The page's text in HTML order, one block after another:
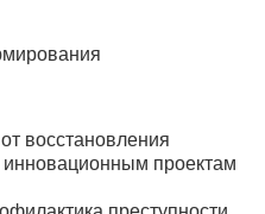
восстановления
инновационным проектам